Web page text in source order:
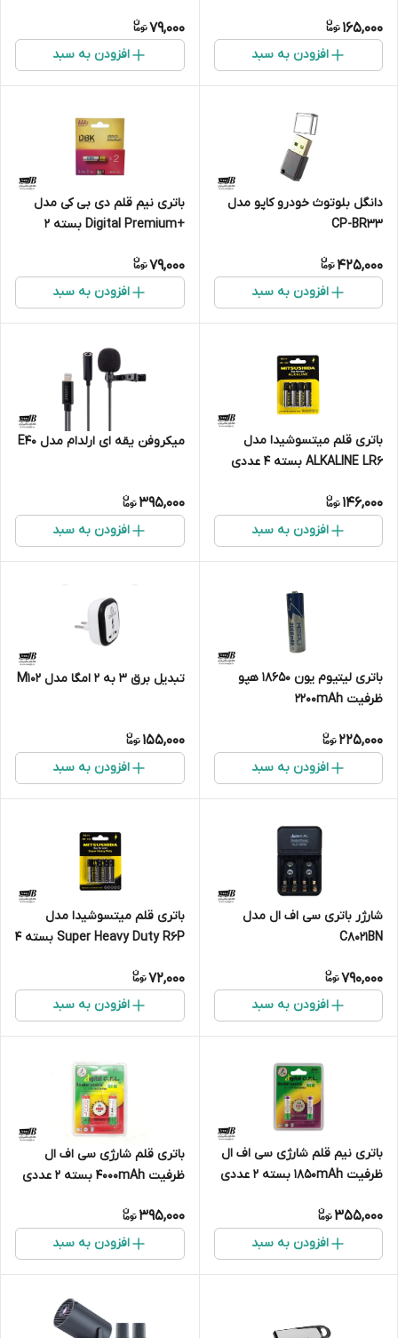
165,000
افزودن به سبد
79,000
افزودن به سبد
دانگل بلوتوث خودرو کاپو مدل
CP-BR33
425,000
افزودن به سبد
باتری نیم قلم دی بی کی مدل
+Digital Premium بسته 2
79,000
افزودن به سبد
باتری قلم میتسوشیدا مدل
ALKALINE LR6 بسته 4 عددی
146,000
افزودن به سبد
میکروفن یقه ای ارلدام مدل E40
395,000
افزودن به سبد
باتری لیتیوم یون 18650 هپو
ظرفیت 2200mAh
225,000
افزودن به سبد
تبدیل برق 3 به 2 امگا مدل M102
155,000
افزودن به سبد
شارژر باتری سی اف ال مدل
C8021BN
790,000
افزودن به سبد
باتری قلم میتسوشیدا مدل
Super Heavy Duty R6P بسته 4
72,000
افزودن به سبد
باتری نیم قلم شارژی سی اف ال
ظرفیت 1850mAh بسته ۲ عددی
355,000
افزودن به سبد
باتری قلم شارژی سی اف ال
ظرفیت 4000mAh بسته ۲ عددی
395,000
افزودن به سبد